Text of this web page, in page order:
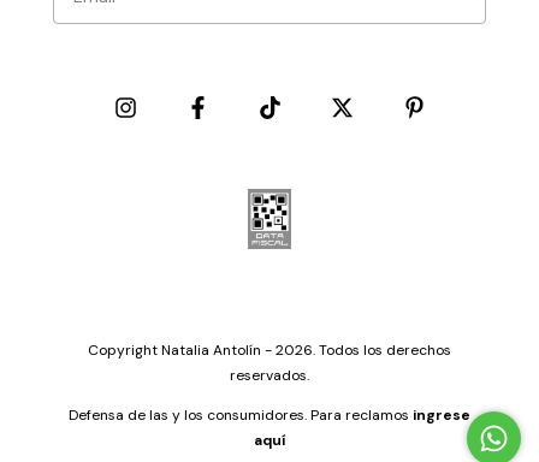
Copyright Natalia Antolín - 2026. Todos los derechos
reservados.
Defensa de las y los consumidores. Para reclamos ingrese
aquí